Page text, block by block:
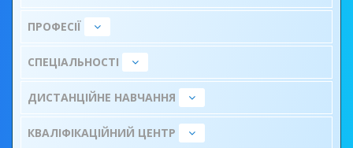
ПРОФЕСІЇ
СПЕЦІАЛЬНОСТІ
ДИСТАНЦІЙНЕ НАВЧАННЯ
КВАЛІФІКАЦІЙНИЙ ЦЕНТР